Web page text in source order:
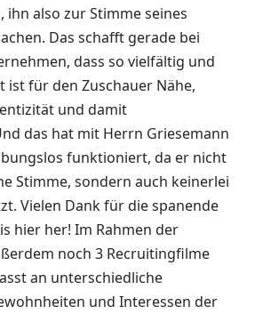
ihn also zur Stimme seines
Das schafft gerade bei
dass so vielfältig und
ist für den Zuschauer Nähe,
und damit
das hat mit Herrn Griesemann
funktioniert, da er nicht
Stimme, sondern auch keinerlei
Vielen Dank für die spanende
hier her! Im Rahmen der
noch 3 Recruitingfilme
an unterschiedliche
und Interessen der